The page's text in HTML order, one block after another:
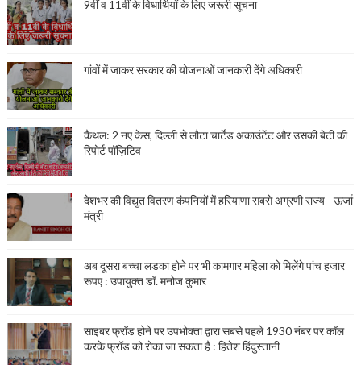
9वीं व 11वीं के विधार्थियों के लिए जरूरी सूचना
गांवों में जाकर सरकार की योजनाओं जानकारी देंगे अधिकारी
कैथल: 2 नए केस, दिल्ली से लौटा चार्टेड अकाउंटेंट और उसकी बेटी की
रिपोर्ट पॉज़िटिव
देशभर की विद्युत वितरण कंपनियों में हरियाणा सबसे अग्रणी राज्य - ऊर्जा
मंत्री
अब दूसरा बच्चा लडका होने पर भी कामगार महिला को मिलेंगे पांच हजार
रूपए : उपायुक्त डॉ. मनोज कुमार
साइबर फ्रॉड होने पर उपभोक्ता द्वारा सबसे पहले 1930 नंबर पर कॉल
करके फ्रॉड को रोका जा सकता है : हितेश हिंदुस्तानी